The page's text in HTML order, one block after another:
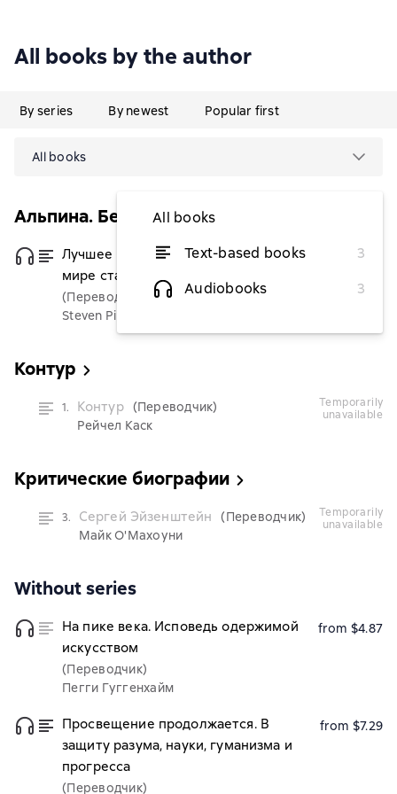
All books by the author
By series By newest Popular first
All books
All books
Text-based books
3
Audiobooks
3
Альпина. Бестселлер (Научпоп)
Лучшее в нас: Почему насилия в
мире стало меньше
(Переводчик)
Steven Pinker
from $8.51
Контур
1. Контур (Переводчик)
Рейчел Каск
temporarily
unavailable
Критические биографии
3. Сергей Эйзенштейн
(Переводчик)
Майк О'Махоуни
temporarily
unavailable
Without series
На пике века. Исповедь одержимой
искусством
(Переводчик)
Пегги Гуггенхайм
from $4.87
Просвещение продолжается. В
защиту разума, науки, гуманизма и
прогресса
(Переводчик)
from $7.29